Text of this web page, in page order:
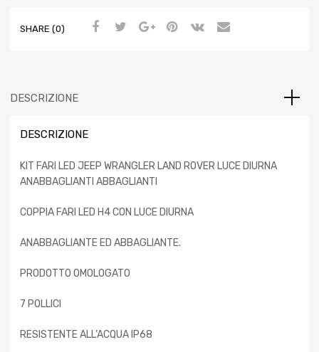
SHARE (0)
DESCRIZIONE
DESCRIZIONE
KIT FARI LED JEEP WRANGLER LAND ROVER LUCE DIURNA
ANABBAGLIANTI ABBAGLIANTI
COPPIA FARI LED H4 CON LUCE DIURNA
ANABBAGLIANTE ED ABBAGLIANTE.
PRODOTTO OMOLOGATO
7 POLLICI
RESISTENTE ALL’ACQUA IP68